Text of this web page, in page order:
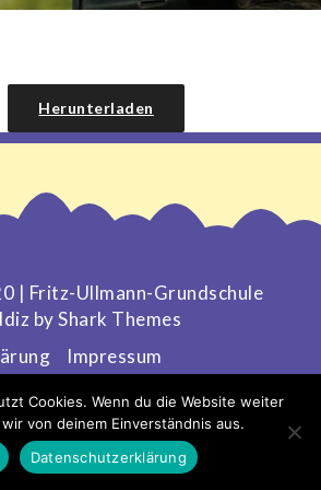
Herunterladen
| Fritz-Ullmann-Grundschule
byShark Themes
Impressum
Cookies. Wenn du die Website weiter
von deinem Einverständnis aus.
Datenschutzerklärung